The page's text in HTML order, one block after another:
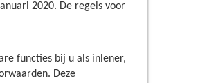
2020. De regels voor
functies bij u als inlener,
Deze